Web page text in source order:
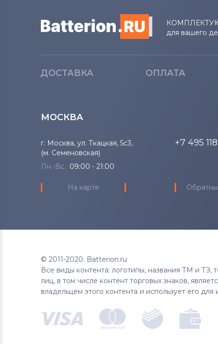
для вашего
ДОСТАВКА ОПЛАТА
МОСКВА
г. Москва, ул. Ткацкая, 5с3,
(м. Семеновская)
Пн.-Вс. 09:00 - 21:00
На карте
+7 495
© 2011-2020. Batterion.ru
Все виды контента: логотипы, названия ТМ и ТЗ,
лиц, в том числе контент торговых знаков,
владельцем этого контента и использует его